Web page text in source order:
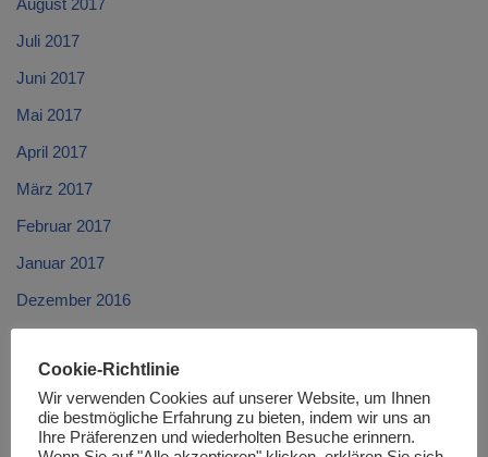
August 2017
Juli 2017
Juni 2017
Mai 2017
April 2017
März 2017
Februar 2017
Januar 2017
Dezember 2016
Oktober 2016
September 2016
August 2016
Cookie-Richtlinie
Wir verwenden Cookies auf unserer Website, um Ihnen
die bestmögliche Erfahrung zu bieten, indem wir uns an
Ihre Präferenzen und wiederholten Besuche erinnern.